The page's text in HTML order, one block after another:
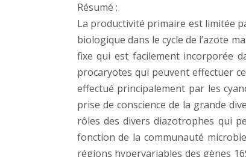
Résumé :
La productivité primaire est limitée
biologique dans le cycle de l’azote
fixe qui est facilement incorporée
procaryotes qui peuvent effectuer
effectué principalement par les
prise de conscience de la grande
rôles des divers diazotrophes qui
fonction de la communauté
régions hypervariables des gènes